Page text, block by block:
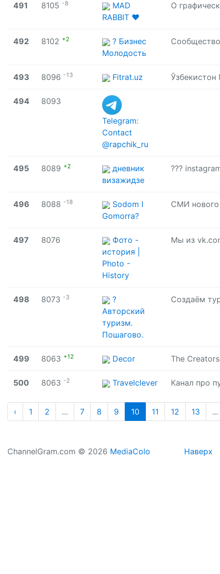
491 8105 -8
MAD
RABBIT ❤️
492 8102 +2
? Бизнес
Молодость
493 8096 -13 Fitrat.uz
494
8093
Telegram:
Contact
@rapchik_ru
495 8089 +2
дневник
визажидзе
496 8088 -18
Sodom I
Gomorra?
497 8076
Фото -
история |
Photo -
History
498 8073 -3
?
Авторский
туризм.
Пошагово.
499 8063 +12 Decor The
500 8063 -2 Travelclever
‹ 1 2 ... 7 8 9 10 11 12 13 ...
Наверх
ChannelGram.com © 2026 MediaColo